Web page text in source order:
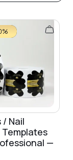
/ Nail
—